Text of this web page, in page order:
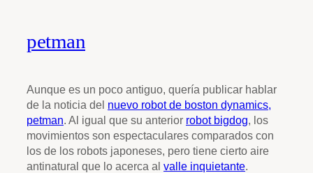
petman
Aunque es un poco antiguo, quería publicar hablar
de la noticia del nuevo robot de boston dynamics,
petman. Al igual que su anterior robot bigdog, los
movimientos son espectaculares comparados con
los de los robots japoneses, pero tiene cierto aire
antinatural que lo acerca al valle inquietante.